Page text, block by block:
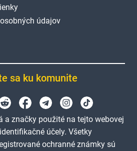
údajov
sa ku komunite
a značky použité na tejto webovej
účely. Všetky
ochranné známky sú